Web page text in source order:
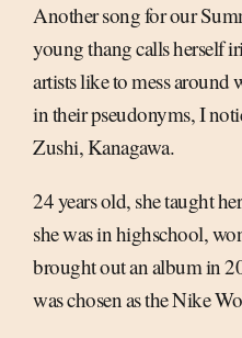
Another song for our
young thang calls herself
artists like to mess around
in their pseudonyms, I
Zushi, Kanagawa.
24 years old, she taught
she was in highschool,
brought out an album in
was chosen as the Nike